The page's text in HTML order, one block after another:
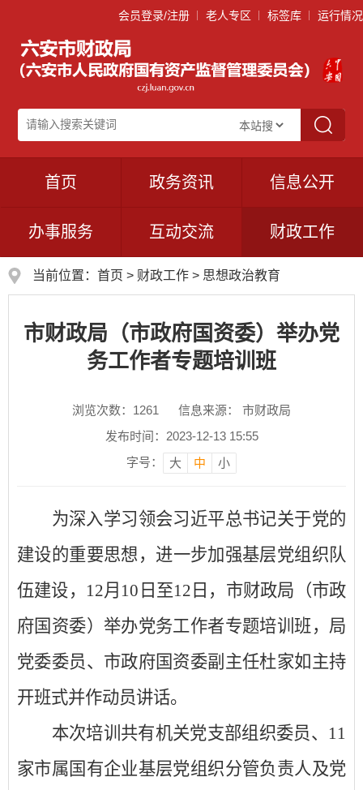
会员登录/注册 老人专区 标签库 运行情况
首页 政务资讯 信息公开
办事服务 互动交流 财政工作
当前位置： 首页 > 财政工作 > 思想政治教育
市财政局（市政府国资委）举办党
务工作者专题培训班
浏览次数： 1261
信息来源： 市财政局
发布时间：2023-12-13 15:55
字号：
大 中 小
为深入学习领会习近平总书记关于党的
建设的重要思想， 进一步加强基层党组织队
伍建设， 12月10日至12日，市财政局（市政
府国资委）举办党务工作者专题培训班，局
党委委员、市政府国资委副主任杜家如主持
开班式并作动员讲话。
本次培训共有机关党支部组织委员、 11
家市属国有企业基层党组织分管负责人及党